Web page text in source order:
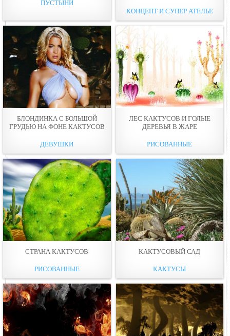
ПУСТЫНИ
КОНЦЕПТ И СУПЕР АТЕЛЬЕ
БЛОНДИНКА С БОЛЬШОЙ
ГРУДЬЮ НА ФОНЕ КАКТУСОВ
ДЕВУШКИ
ЛЕС КАКТУСОВ И ГОЛЫЕ
ДЕРЕВЬЯ В ЖАРЕ
РИСОВАННЫЕ
СТРАНА КАКТУСОВ
РИСОВАННЫЕ
КАКТУСОВЫЙ САД
КАКТУСЫ